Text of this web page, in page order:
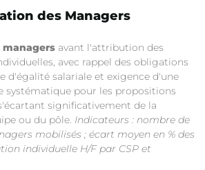
des Managers
managers avant l'attribution des
avec rappel des obligations
d'égalité salariale et exigence d'une
systématique pour les propositions
significativement de la
ou du pôle. Indicateurs : nombre de
mobilisés ; écart moyen en % des
individuelle H/F par CSP et